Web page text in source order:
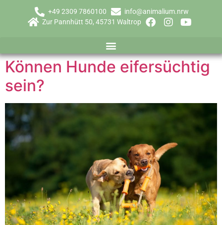
+49 2309 7860100
info@animalium.nrw
Zur Pannhütt 50, 45731 Waltrop
Können Hunde eifersüchtig
sein?